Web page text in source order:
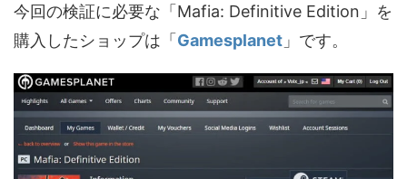
今回の検証に必要な「Mafia: Definitive Edition」を
購入したショップは「Gamesplanet 」です。